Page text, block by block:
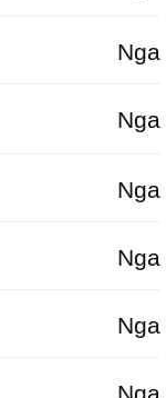
Nga
Nga
Nga
Nga
Nga